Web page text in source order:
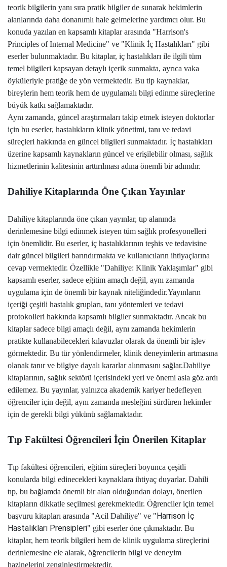
teorik bilgilerin yanı sıra pratik bilgiler de sunarak hekimlerin
alanlarında daha donanımlı hale gelmelerine yardımcı olur. Bu
konuda yazılan en kapsamlı kitaplar arasında "Harrison's
Principles of Internal Medicine" ve "Klinik İç Hastalıkları" gibi
eserler bulunmaktadır. Bu kitaplar, iç hastalıkları ile ilgili tüm
temel bilgileri kapsayan detaylı içerik sunmakta, ayrıca vaka
öyküleriyle pratiğe de yön vermektedir. Bu tip kaynaklar,
bireylerin hem teorik hem de uygulamalı bilgi edinme süreçlerine
büyük katkı sağlamaktadır.
Aynı zamanda, güncel araştırmaları takip etmek isteyen doktorlar
için bu eserler, hastalıkların klinik yönetimi, tanı ve tedavi
süreçleri hakkında en güncel bilgileri sunmaktadır. İç hastalıkları
üzerine kapsamlı kaynakların güncel ve erişilebilir olması, sağlık
hizmetlerinin kalitesinin arttırılması adına önemli bir adımdır.
Dahiliye Kitaplarında Öne Çıkan Yayınlar
Dahiliye kitaplarında öne çıkan yayınlar, tıp alanında
derinlemesine bilgi edinmek isteyen tüm sağlık profesyonelleri
için önemlidir. Bu eserler, iç hastalıklarının teşhis ve tedavisine
dair güncel bilgileri barındırmakta ve kullanıcıların ihtiyaçlarına
cevap vermektedir. Özellikle "Dahiliye: Klinik Yaklaşımlar" gibi
kapsamlı eserler, sadece eğitim amaçlı değil, aynı zamanda
uygulama için de önemli bir kaynak niteliğindedir.Yayınların
içeriği çeşitli hastalık grupları, tanı yöntemleri ve tedavi
protokolleri hakkında kapsamlı bilgiler sunmaktadır. Ancak bu
kitaplar sadece bilgi amaçlı değil, aynı zamanda hekimlerin
pratikte kullanabilecekleri kılavuzlar olarak da önemli bir işlev
görmektedir. Bu tür yönlendirmeler, klinik deneyimlerin artmasına
olanak tanır ve bilgiye dayalı kararlar alınmasını sağlar.Dahiliye
kitaplarının, sağlık sektörü içerisindeki yeri ve önemi asla göz ardı
edilemez. Bu yayınlar, yalnızca akademik kariyer hedefleyen
öğrenciler için değil, aynı zamanda mesleğini sürdüren hekimler
için de gerekli bilgi yükünü sağlamaktadır.
Tıp Fakültesi Öğrencileri İçin Önerilen Kitaplar
Tıp fakültesi öğrencileri, eğitim süreçleri boyunca çeşitli
konularda bilgi edinecekleri kaynaklara ihtiyaç duyarlar. Dahili
tıp, bu bağlamda önemli bir alan olduğundan dolayı, önerilen
kitapların dikkatle seçilmesi gerekmektedir. Öğrenciler için temel
başvuru kitapları arasında "Acil Dahiliye" ve "Harrison İç
Hastalıkları Prensipleri" gibi eserler öne çıkmaktadır. Bu
kitaplar, hem teorik bilgileri hem de klinik uygulama süreçlerini
derinlemesine ele alarak, öğrencilerin bilgi ve deneyim
hazinelerini zenginleştirmektedir.